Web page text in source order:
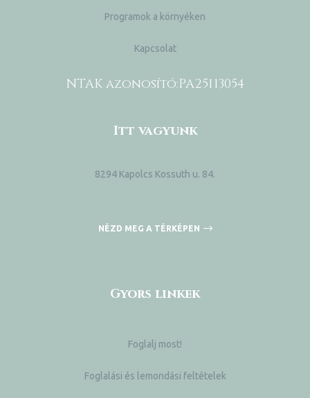
Programok a környéken
Kapcsolat
NTAK azonosító:PA25113054
Itt vagyunk
8294 Kapolcs Kossuth u. 84.
NÉZD MEG A TÉRKÉPEN
Gyors linkek
Foglalj most!
Foglalási és lemondási feltételek